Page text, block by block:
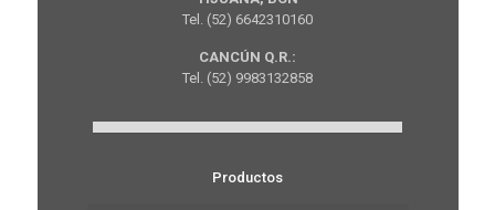
Tel. (52) 6642310160
CANCÚN Q.R.:
Tel. (52) 9983132858
Productos